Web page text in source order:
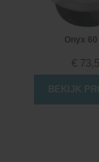
Onyx 60
€
BEKIJK